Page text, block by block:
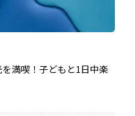
を満喫！子どもと1日中楽